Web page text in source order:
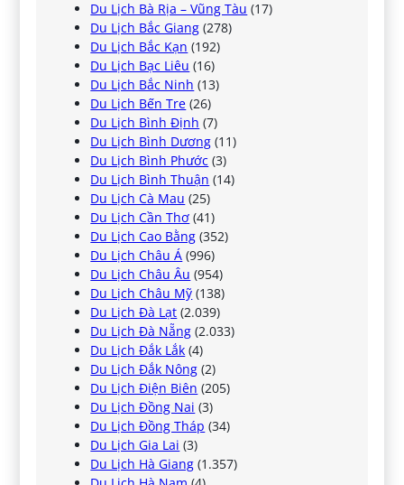
Du Lịch Bà Rịa – Vũng Tàu (17)
Du Lịch Bắc Giang (278)
Du Lịch Bắc Kạn (192)
Du Lịch Bạc Liêu (16)
Du Lịch Bắc Ninh (13)
Du Lịch Bến Tre (26)
Du Lịch Bình Định (7)
Du Lịch Bình Dương (11)
Du Lịch Bình Phước (3)
Du Lịch Bình Thuận (14)
Du Lịch Cà Mau (25)
Du Lịch Cần Thơ (41)
Du Lịch Cao Bằng (352)
Du Lịch Châu Á (996)
Du Lịch Châu Âu (954)
Du Lịch Châu Mỹ (138)
Du Lịch Đà Lạt (2.039)
Du Lịch Đà Nẵng (2.033)
Du Lịch Đắk Lắk (4)
Du Lịch Đắk Nông (2)
Du Lịch Điện Biên (205)
Du Lịch Đồng Nai (3)
Du Lịch Đồng Tháp (34)
Du Lịch Gia Lai (3)
Du Lịch Hà Giang (1.357)